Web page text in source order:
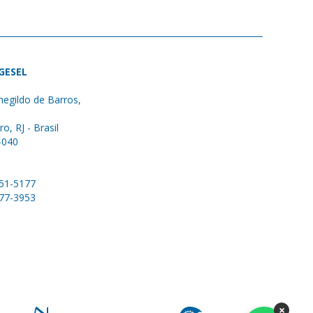
de Barros,
RJ - Brasil
5177
3953